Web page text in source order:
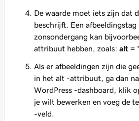
De waarde moet iets zijn dat
beschrijft. Een afbeeldingstag
zonsondergang kan
attribuut hebben, zoals: alt =
Als er afbeeldingen zijn die
in het alt -attribuut, ga dan
WordPress -dashboard, klik
je wilt bewerken en voeg de
-veld.